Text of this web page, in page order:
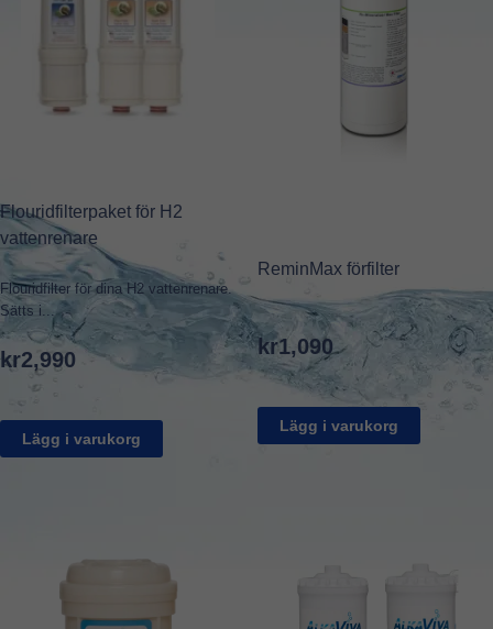
Flouridfilterpaket för H2
vattenrenare
Flouridfilter för dina H2 vattenrenare.
Sätts i...
kr2,990
Lägg i varukorg
ReminMax förfilter
kr1,090
Lägg i varukorg